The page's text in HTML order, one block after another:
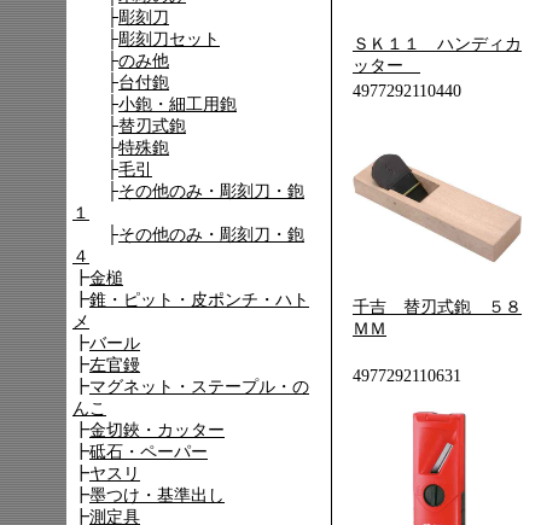
ＳＫ１１ ハンディカ
ッター
4977292110440
千吉 替刃式鉋 ５８
ＭＭ
4977292110631